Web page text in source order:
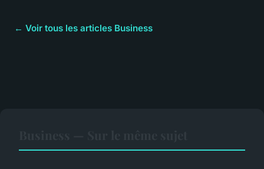
← Voir tous les articles Business